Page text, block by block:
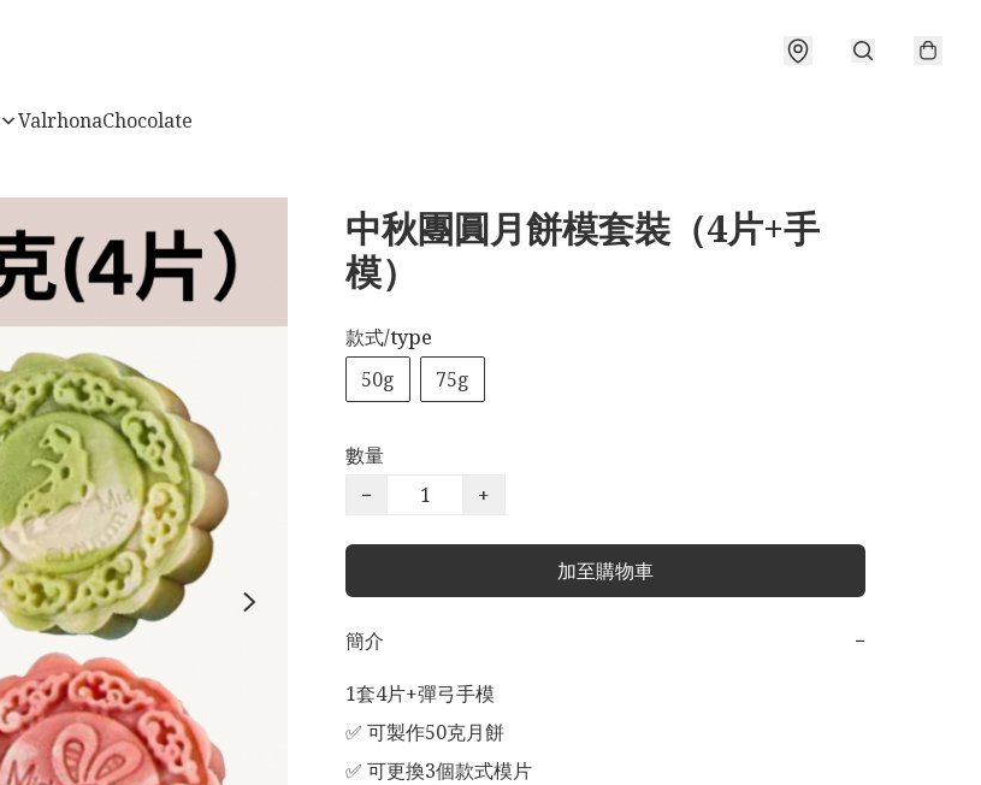
ValrhonaChocolate
中秋團圓月餅模套裝（4片+手
模）
款式/type
50g
75g
數量
−
+
加至購物車
簡介
−
1套4片+彈弓手模
✅ 可製作50克月餅
✅ 可更換3個款式模片